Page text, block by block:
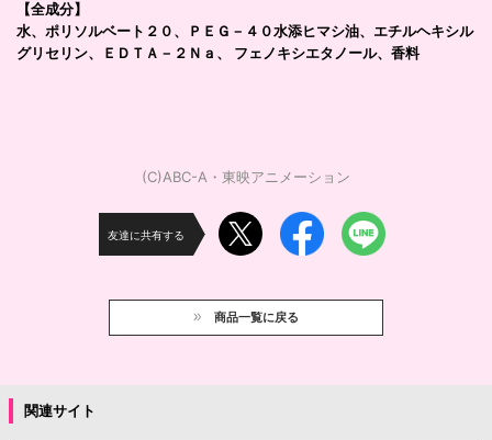
【全成分】
水、ポリソルベート２０、ＰＥＧ－４０水添ヒマシ油、エチルヘキシル
グリセリン、ＥＤＴＡ－２Ｎａ、 フェノキシエタノール、香料
(C)ABC-A・東映アニメーション
友達に共有する
商品一覧に戻る
関連サイト